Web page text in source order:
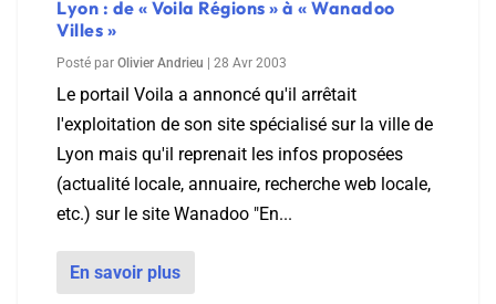
Lyon : de « Voila Régions » à « Wanadoo
Villes »
Posté par Olivier Andrieu 28 Avr 2003
Le portail Voila a annoncé qu'il arrêtait
l'exploitation de son site spécialisé sur la ville de
Lyon mais qu'il reprenait les infos proposées
(actualité locale, annuaire, recherche web locale,
etc.) sur le site Wanadoo "En...
En savoir plus